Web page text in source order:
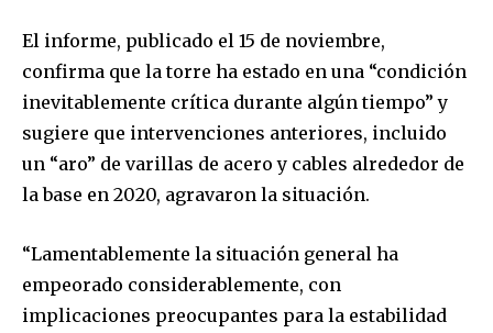
SUBSCRIBE
I've read and accept thePrivacy Policy.
El informe, publicado el 15 de noviembre,
confirma que la torre ha estado en una “condición
inevitablemente crítica durante algún tiempo” y
sugiere que intervenciones anteriores, incluido
un “aro” de varillas de acero y cables alrededor de
la base en 2020, agravaron la situación.
“Lamentablemente la situación general ha
empeorado considerablemente, con
implicaciones preocupantes para la estabilidad